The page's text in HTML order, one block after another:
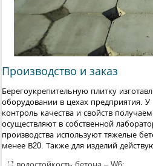
Производство и заказ
Берегоукрепительную плитку
оборудовании в цехах предприятия. У
контроль качества и свойств
осуществляют в собственной
производства используют тяжелые
менее В20. Также для изделий